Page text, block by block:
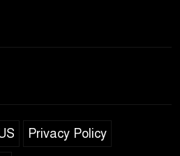
Jannat Toha Video viral
Privacy Policy